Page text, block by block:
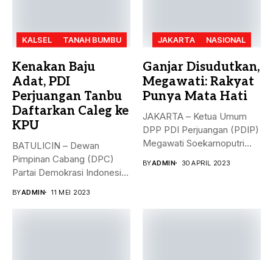
KALSEL TANAH BUMBU
Kenakan Baju
Adat, PDI
Perjuangan Tanbu
Daftarkan Caleg ke
KPU
BATULICIN – Dewan
Pimpinan Cabang (DPC)
Partai Demokrasi Indonesia
BYADMIN 11 MEI 2023
JAKARTA NASIONAL
Ganjar Disudutkan,
Megawati: Rakyat
Punya Mata Hati
JAKARTA – Ketua Umum
DPP PDI Perjuangan (PDIP)
Megawati Soekarnoputri
BYADMIN 30 APRIL 2023